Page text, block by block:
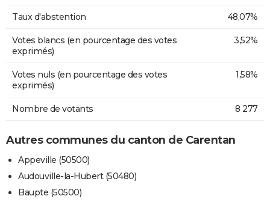
Taux d'abstention 48,07%
Votes blancs (en pourcentage des votes
exprimés)
3,52%
Votes nuls (en pourcentage des votes
exprimés)
1,58%
Nombre de votants 8 277
Autres communes du canton de Carentan
Appeville (50500)
Audouville-la-Hubert (50480)
Baupte (50500)